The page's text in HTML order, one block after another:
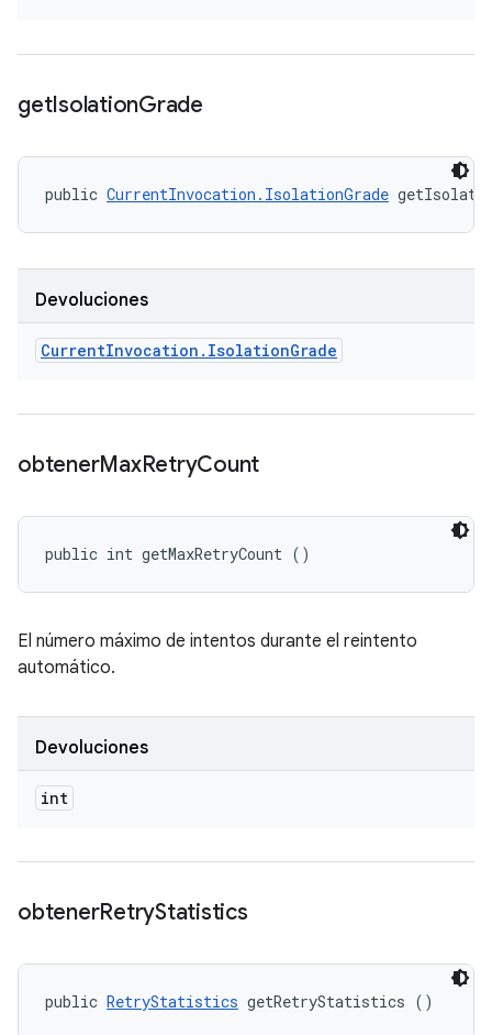
getIsolationGrade
public CurrentInvocation.IsolationGrade
Devoluciones
CurrentInvocation . IsolationGrade
obtenerMaxRetryCount
public int getMaxRetryCount ()
El número máximo de intentos durante el reintento
automático.
Devoluciones
int
obtenerRetryStatistics
public RetryStatistics getRetryStatistics ()